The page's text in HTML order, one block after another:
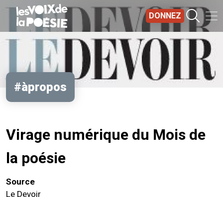
Aller au contenu principal
DONNEZ
#àpropos
Virage numérique du Mois de
la poésie
Source
Le Devoir